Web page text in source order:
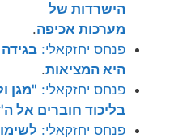
הישרדות של
מערכות אכיפה.
פנחס יחזקאלי:
היא המציאות.
פנחס יחזקאלי: "מגן
בליכוד חוברים אל
פנחס יחזקאלי: